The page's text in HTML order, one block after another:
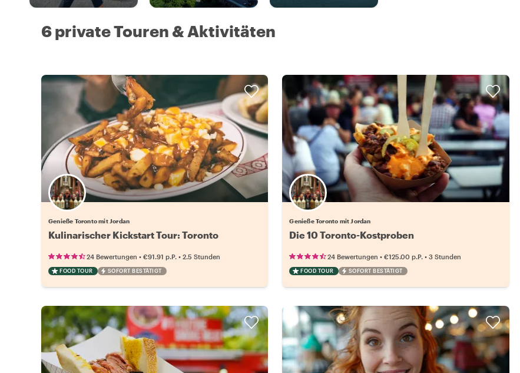
6 private Touren & Aktivitäten
Genieße Toronto mit Jordan
Kulinarischer Kickstart Tour: Toronto
24 Bewertungen • €91.91 p.P. • 2.5 Stunden
FOOD TOUR SOFORT BESTÄTIGT
Genieße Toronto mit Jordan
Die 10 Toronto-Kostproben
24 Bewertungen •€125.00 p.P. •3 Stunden
FOOD TOUR SOFORT BESTÄTIGT